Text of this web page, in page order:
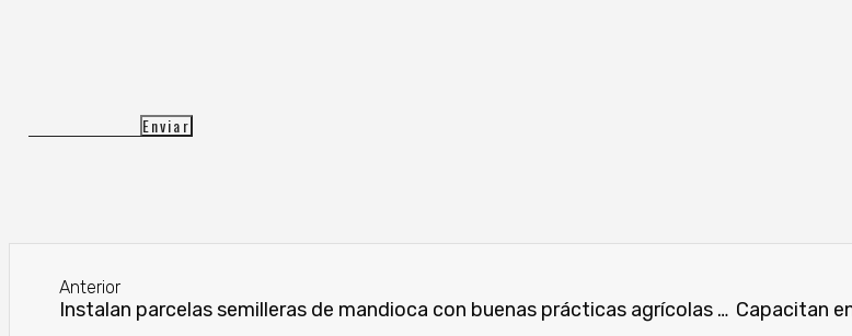
Anterior
Instalan parcelas semilleras de mandioca con buenas prácticas agrícolas en Carayaó